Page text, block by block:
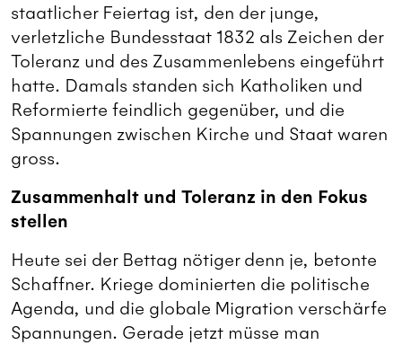
staatlicher Feiertag ist, den der junge,
verletzliche Bundesstaat 1832 als Zeichen der
Toleranz und des Zusammenlebens eingeführt
hatte. Damals standen sich Katholiken und
Reformierte feindlich gegenüber, und die
Spannungen zwischen Kirche und Staat waren
gross.
Zusammenhalt und Toleranz in den Fokus
stellen
Heute sei der Bettag nötiger denn je, betonte
Schaffner. Kriege dominierten die politische
Agenda, und die globale Migration verschärfe
Spannungen. Gerade jetzt müsse man